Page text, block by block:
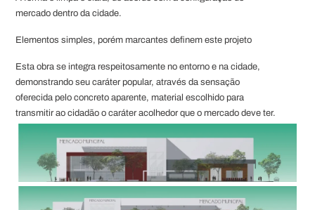
mercado dentro da cidade.
Elementos simples, porém marcantes definem este projeto
Esta obra se integra respeitosamente no entorno e na cidade,
demonstrando seu caráter popular, através da sensação
oferecida pelo concreto aparente, material escolhido para
transmitir ao cidadão o caráter acolhedor que o mercado deve ter.
A disposição espacial das demais edificações configura-se a
partir do ponto de encontro do mercado, marcado por uma praça
formada com o agrupamento dos equipamentos que geram maior
interação social entre os usuários. Este será caracterizado como
espaço cultural, e proporcionará maior permanência do usuário